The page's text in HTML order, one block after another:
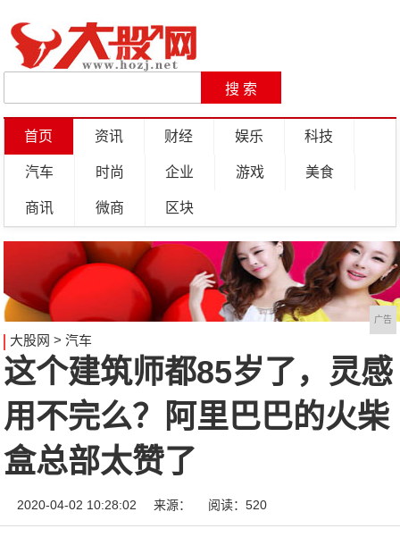
首页 资讯 财经 娱乐 科技
汽车 时尚 企业 游戏 美食
商讯 微商 区块
广告
大股网 > 汽车
这个建筑师都85岁了，灵感
用不完么？阿里巴巴的火柴
盒总部太赞了
2020-04-02 10:28:02 来源： 阅读：520